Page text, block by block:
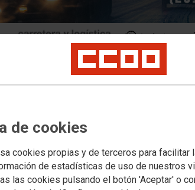
de cookies
cookies propias y de terceros para facilitar
de estadísticas de uso de nuestros
las cookies pulsando el botón 'Aceptar' o
Aquí estamos
Territorios